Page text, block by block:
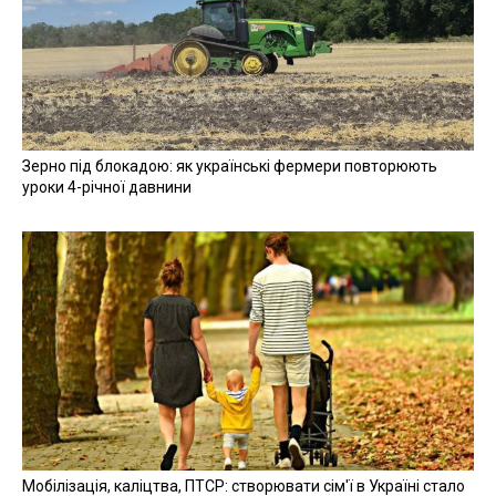
Зерно під блокадою: як українські фермери повторюють
уроки 4-річної давнини
Мобілізація, каліцтва, ПТСР: створювати сім'ї в Україні стало